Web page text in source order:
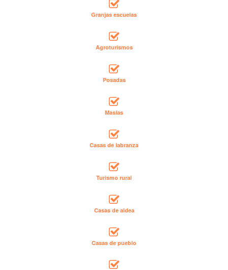
Granjas escuelas
Agroturismos
Posadas
Masías
Casas de labranza
Turismo rural
Casas de aldea
Casas de pueblo